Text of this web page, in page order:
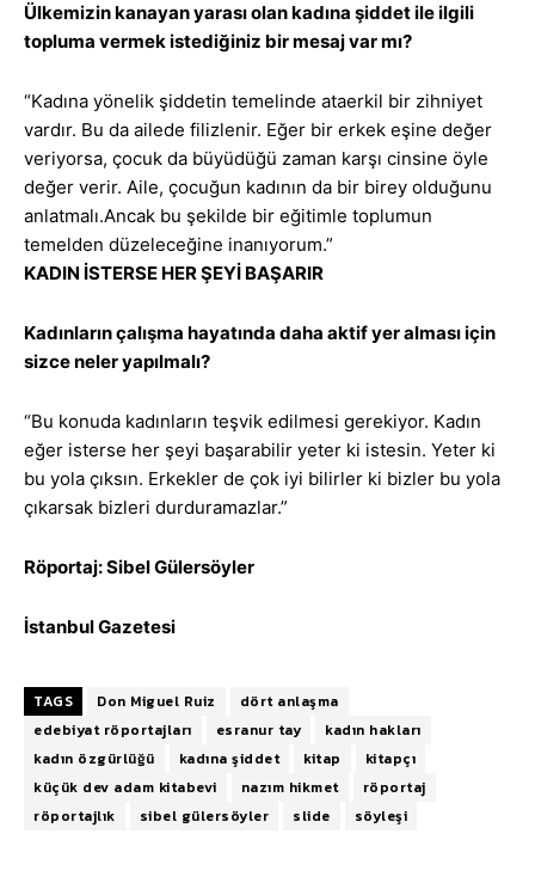
Ülkemizin kanayan yarası olan kadına şiddet ile ilgili
topluma vermek istediğiniz bir mesaj var mı?
“Kadına yönelik şiddetin temelinde ataerkil bir zihniyet
vardır. Bu da ailede filizlenir. Eğer bir erkek eşine değer
veriyorsa, çocuk da büyüdüğü zaman karşı cinsine öyle
değer verir. Aile, çocuğun kadının da bir birey olduğunu
anlatmalı.Ancak bu şekilde bir eğitimle toplumun
temelden düzeleceğine inanıyorum.”
KADIN İSTERSE HER ŞEYİ BAŞARIR
Kadınların çalışma hayatında daha aktif yer alması için
sizce neler yapılmalı?
“Bu konuda kadınların teşvik edilmesi gerekiyor. Kadın
eğer isterse her şeyi başarabilir yeter ki istesin. Yeter ki
bu yola çıksın. Erkekler de çok iyi bilirler ki bizler bu yola
çıkarsak bizleri durduramazlar.”
Röportaj: Sibel Gülersöyler
İstanbul Gazetesi
TAGS Don Miguel Ruiz
dört anlaşma
edebiyat röportajları
esranur tay
kadın hakları
kadın özgürlüğü
kadına şiddet kitap
kitapçı
küçük dev adam kitabevi
nazım hikmet
röportaj
röportajlık
sibel gülersöyler slide söyleşi